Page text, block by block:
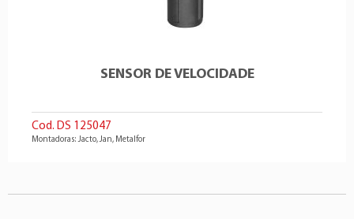
SENSOR DE VELOCIDADE
Cod. DS 125047
Montadoras: Jacto, Jan, Metalfor